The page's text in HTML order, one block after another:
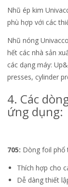
Nhũ ép kim
phù hợp với các
Nhũ nóng
hết các nhà sản
các dạng máy:
presses, cylinder
4. Các
ứng dụng:
705: Dòng foil phổ
Thích hợp cho
Dễ dàng thiết